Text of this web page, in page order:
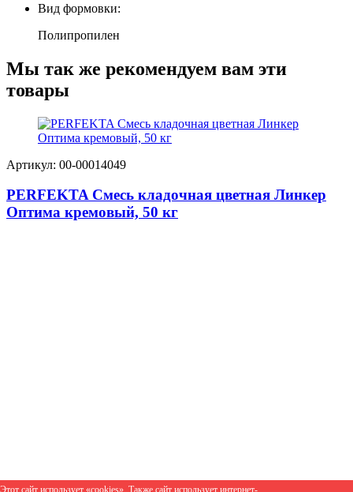
Вид формовки:
Полипропилен
Мы так же рекомендуем вам эти
товары
Артикул: 00-00014049
PERFEKTA Смесь кладочная цветная Линкер
Оптима кремовый, 50 кг
Этот сайт использует «cookies». Также сайт использует интернет-